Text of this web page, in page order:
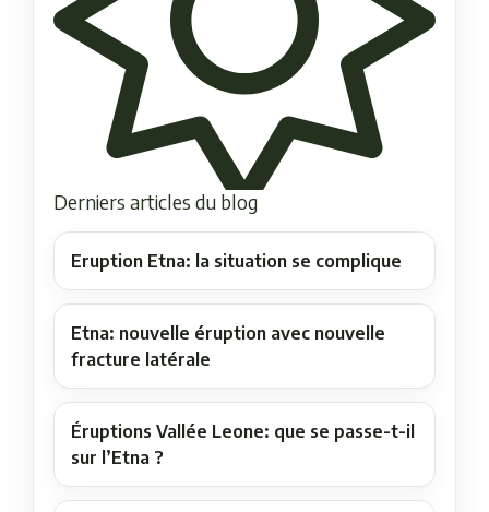
Derniers articles du blog
Eruption Etna: la situation se complique
Etna: nouvelle éruption avec nouvelle
fracture latérale
Éruptions Vallée Leone: que se passe-t-il
sur l’Etna ?